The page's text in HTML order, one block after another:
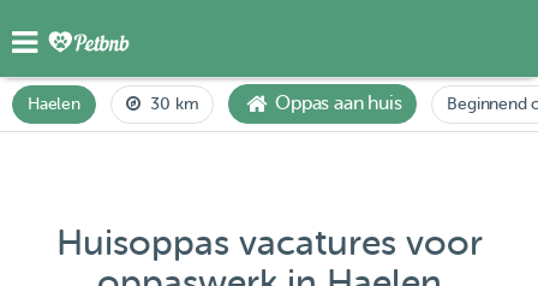
Haelen 30 km Oppas aan huis Beginnend
Huisoppas vacatures voor